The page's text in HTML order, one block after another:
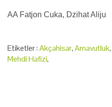
AA Fatjon Cuka, Dzihat Aliju
Etiketler :Akçahisar,Arnavutluk,
Mehdi Hafizi,